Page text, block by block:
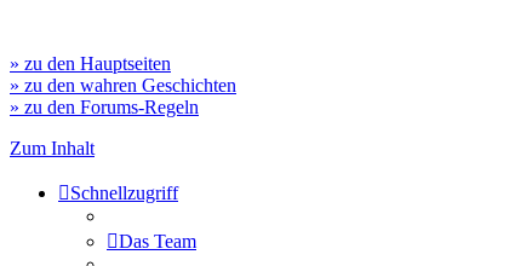
» zu den Hauptseiten
» zu den wahren Geschichten
» zu den Forums-Regeln
Zum Inhalt
Schnellzugriff
Das Team